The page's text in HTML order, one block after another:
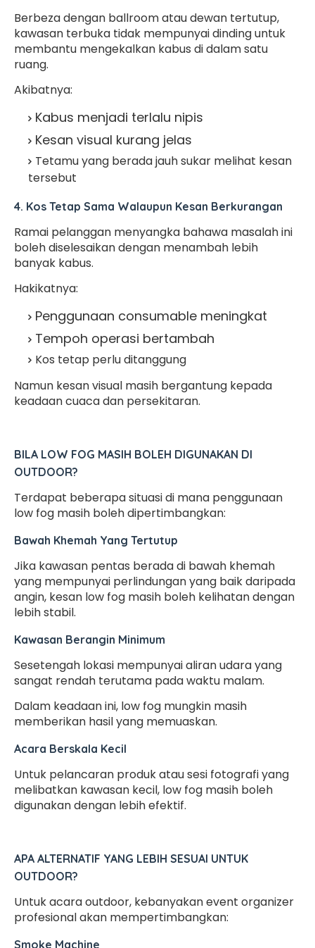
Berbeza dengan ballroom atau dewan tertutup,
kawasan terbuka tidak mempunyai dinding untuk
membantu mengekalkan kabus di dalam satu
ruang.
Akibatnya:
Kabus menjadi terlalu nipis
Kesan visual kurang jelas
Tetamu yang berada jauh sukar melihat kesan
tersebut
4. Kos Tetap Sama Walaupun Kesan Berkurangan
Ramai pelanggan menyangka bahawa masalah ini
boleh diselesaikan dengan menambah lebih
banyak kabus.
Hakikatnya:
Penggunaan consumable meningkat
Tempoh operasi bertambah
Kos tetap perlu ditanggung
Namun kesan visual masih bergantung kepada
keadaan cuaca dan persekitaran.
BILA LOW FOG MASIH BOLEH DIGUNAKAN DI
OUTDOOR?
Terdapat beberapa situasi di mana penggunaan
low fog masih boleh dipertimbangkan:
Bawah Khemah Yang Tertutup
Jika kawasan pentas berada di bawah khemah
yang mempunyai perlindungan yang baik daripada
angin, kesan low fog masih boleh kelihatan dengan
lebih stabil.
Kawasan Berangin Minimum
Sesetengah lokasi mempunyai aliran udara yang
sangat rendah terutama pada waktu malam.
Dalam keadaan ini, low fog mungkin masih
memberikan hasil yang memuaskan.
Acara Berskala Kecil
Untuk pelancaran produk atau sesi fotografi yang
melibatkan kawasan kecil, low fog masih boleh
digunakan dengan lebih efektif.
APA ALTERNATIF YANG LEBIH SESUAI UNTUK
OUTDOOR?
Untuk acara outdoor, kebanyakan event organizer
profesional akan mempertimbangkan:
Smoke Machine